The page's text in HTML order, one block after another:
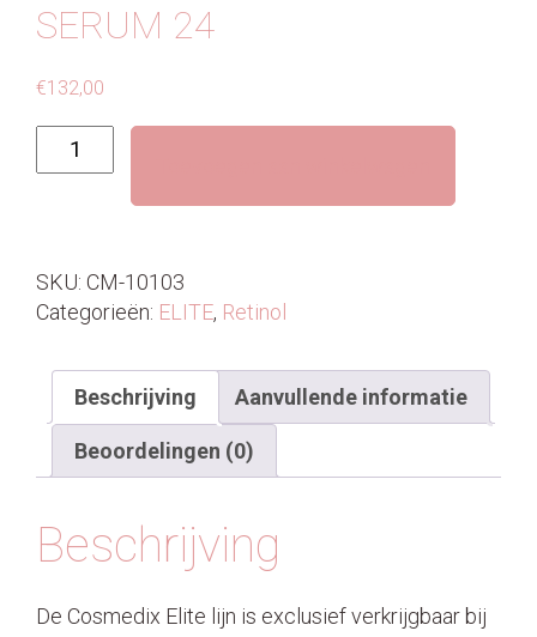
SERUM 24
€132,00
Serum
24
SKU: CM-10103
Categorieën: ELITE, Retinol
Beschrijving Aanvullende informatie
Beoordelingen (0)
Beschrijving
De Cosmedix Elite lijn is exclusief verkrijgbaar bij